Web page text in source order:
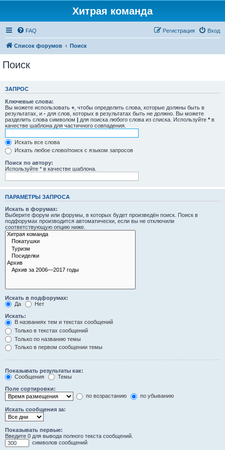
Хитрая команда
FAQ Вход
Регистрация
Список форумов Поиск
Поиск
ЗАПРОС
Ключевые слова:
Вы можете использовать + , чтобы определить слова, которые должны быть в
результатах, и - для слов, которых в результатах быть не должно. Вы можете
разделить слова символом | для поиска любого слова из списка. Используйте * в
качестве шаблона для частичного совпадения.
Искать все слова
Искать любое слово/поиск с языком запросов
Поиск по автору:
Используйте * в качестве шаблона.
ПАРАМЕТРЫ ЗАПРОСА
Искать в форумах:
Выберите форум или форумы, в которых будет произведён поиск. Поиск в
подфорумах производится автоматически, если вы не отключили
соответствующую опцию ниже.
Искать в подфорумах:
Да
Нет
Искать:
В названиях тем и текстах сообщений
Только в текстах сообщений
Только по названию темы
Только в первом сообщении темы
Показывать результаты как:
Сообщения
Темы
Поле сортировки:
по возрастанию
по убыванию
Искать сообщения за:
Показывать первые:
Введите 0 для вывода полного текста сообщений.
символов сообщений